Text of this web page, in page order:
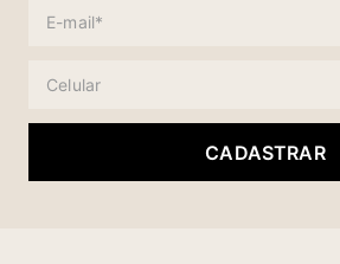
CADASTRAR